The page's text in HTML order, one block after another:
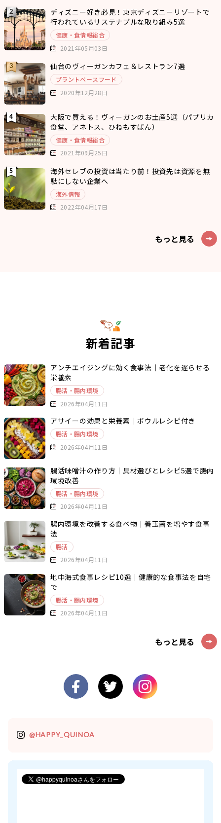
ディズニー好き必見！東京ディズニーリゾートで
行われているサステナブルな取り組み5選
健康・食情報総合
2021年05月03日
仙台のヴィーガンカフェ＆レストラン7選
プラントベースフード
2020年12月28日
大阪で買える！ヴィーガンのお土産5選（パプリカ
食堂、アネトス、ひねもすぱん）
健康・食情報総合
2021年09月25日
海外セレブの投資は当たり前！投資先は資源を無
駄にしない企業へ
海外情報
2022年04月17日
もっと見る
新着記事
アンチエイジングに効く食事法｜老化を遅らせる
栄養素
腸活・腸内環境
2026年04月11日
アサイーの効果と栄養素｜ボウルレシピ付き
腸活・腸内環境
2026年04月11日
腸活味噌汁の作り方｜具材選びとレシピ5選で腸内
環境改善
腸活・腸内環境
2026年04月11日
腸内環境を改善する食べ物｜善玉菌を増やす食事
法
腸活
2026年04月11日
地中海式食事レシピ10選｜健康的な食事法を自宅
で
腸活・腸内環境
2026年04月11日
もっと見る
@HAPPY_QUINOA